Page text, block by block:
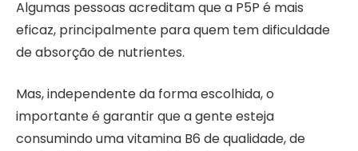
Algumas pessoas acreditam que a P5P é mais
eficaz, principalmente para quem tem dificuldade
de absorção de nutrientes.
Mas, independente da forma escolhida, o
importante é garantir que a gente esteja
consumindo uma vitamina B6 de qualidade, de